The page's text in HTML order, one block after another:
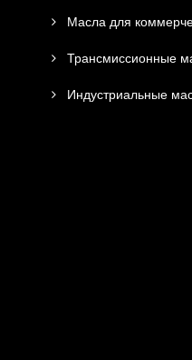
Масла для
Трансмиссионные
Индустриальные